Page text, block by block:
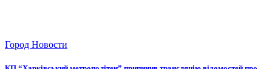
Город Новости